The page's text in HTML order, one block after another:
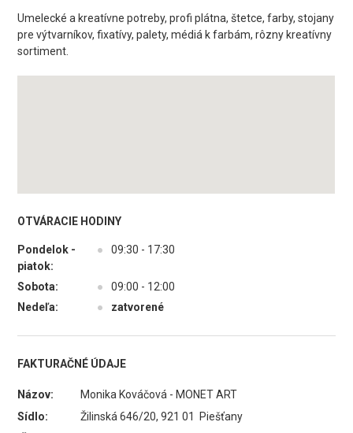
Umelecké a kreatívne potreby, profi plátna, štetce, farby, stojany
pre výtvarníkov, fixatívy, palety, médiá k farbám, rôzny kreatívny
sortiment.
OTVÁRACIE HODINY
Pondelok -
piatok:
● 09:30 - 17:30
Sobota: ●
09:00 - 12:00
Nedeľa:
● zatvorené
FAKTURAČNÉ ÚDAJE
Názov:
Monika Kováčová - MONET ART
Sídlo:
Žilinská 646/20, 921 01 Piešťany